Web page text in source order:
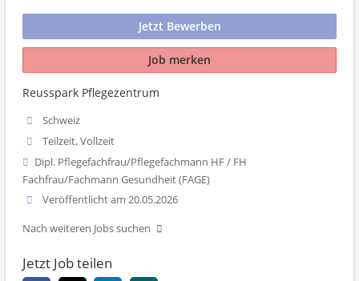
Jetzt Bewerben
Job merken
Reusspark Pflegezentrum
Schweiz
Teilzeit, Vollzeit
Dipl. Pflegefachfrau/Pflegefachmann HF / FH
Fachfrau/Fachmann Gesundheit (FAGE)
Veröffentlicht am 20.05.2026
Nach weiteren Jobs suchen
Jetzt Job teilen